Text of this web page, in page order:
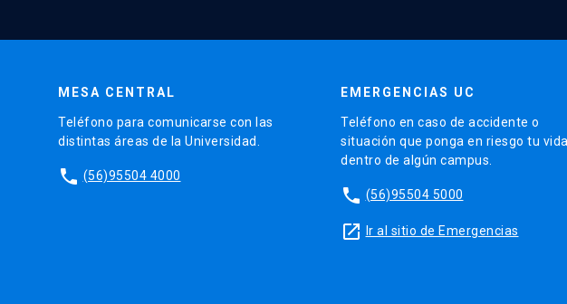
MESA CENTRAL
Teléfono para comunicarse con las
distintas áreas de la Universidad.
phone (56)95504 4000
EMERGENCIAS UC
Teléfono en caso de accidente o
situación que ponga en riesgo tu vida
dentro de algún campus.
phone (56)95504 5000
launch Ir al sitio de Emergencias